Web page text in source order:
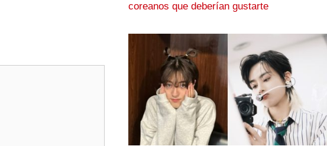
coreanos que deberían gustarte